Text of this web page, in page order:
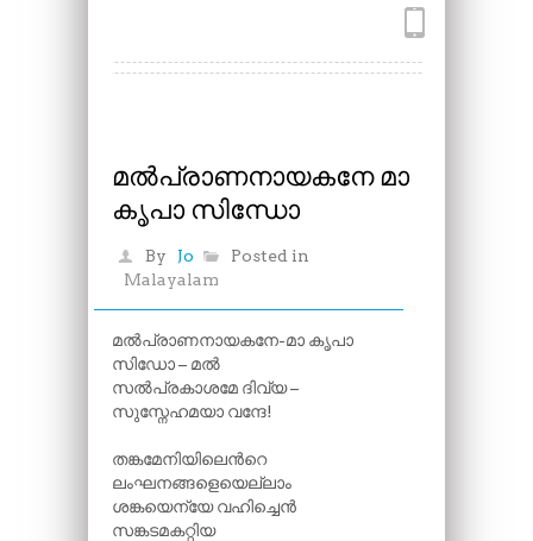
മൽപ്രാണനായകനേ മാ
കൃപാ സിന്ധോ
By Jo
Posted in
Malayalam
മൽപ്രാണനായകനേ-മാ കൃപാ
സിഡോ – മൽ
സൽപ്രകാശമേ ദിവ്യ –
സുസ്നേഹമയാ വന്ദേ!
തങ്കമേനിയിലെന്‍റെ
ലംഘനങ്ങളെയെല്ലാം
ശങ്കയെന്യേ വഹിച്ചെൻ
സങ്കടമകറ്റിയ